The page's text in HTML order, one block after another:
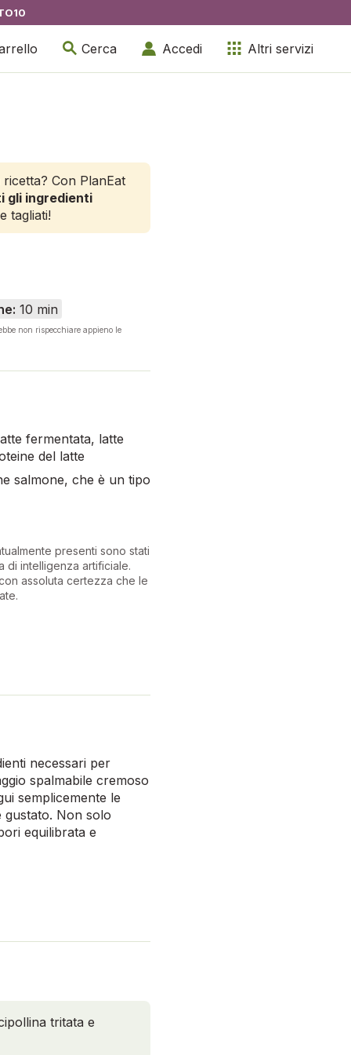
Cerca Accedi Altri servizi
Con PlanEat
gli ingredienti
tagliati!
10 min
non rispecchiare appieno le
fermentata, latte
del latte
salmone, che è un tipo
presenti sono stati
di intelligenza artificiale.
assoluta certezza che le
necessari per
spalmabile cremoso
semplicemente le
Non solo
equilibrata e
tritata e